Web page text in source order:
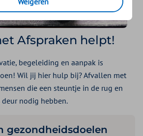
Afspraken helpt!
begeleiding en aanpak is
Wil jij hier hulp bij? Afvallen met
die een steuntje in de rug en
nodig hebben.
gezondheidsdoelen